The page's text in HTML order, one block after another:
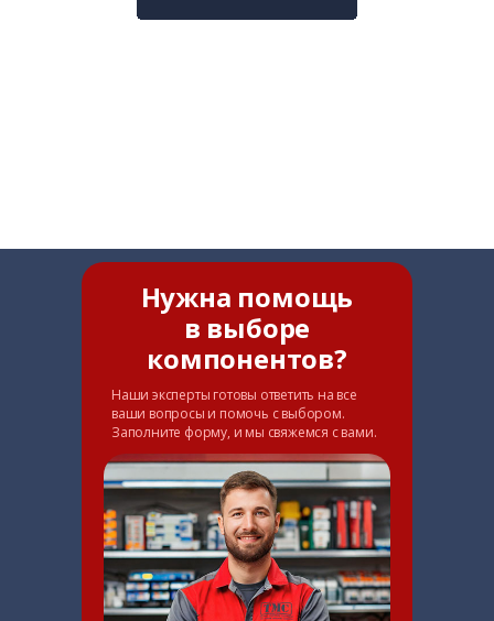
Нужна помощь
в выборе
компонентов?
Наши эксперты готовы ответить на все
ваши вопросы и помочь с выбором.
Заполните форму, и мы свяжемся с вами.